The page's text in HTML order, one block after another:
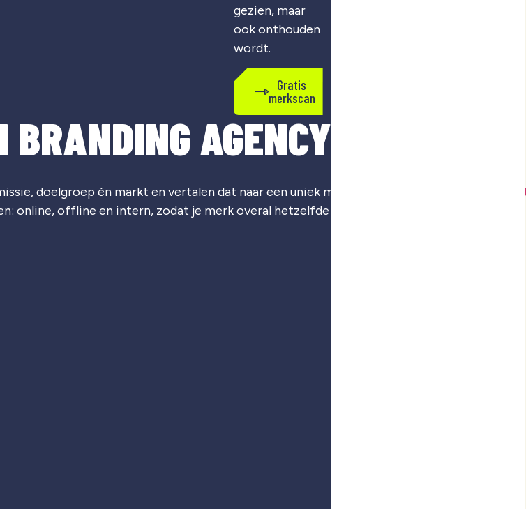
AGENCY?
doelgroep én markt en vertalen dat naar een uniek merk: je
visuele
online, offline en intern, zodat je merk overal hetzelfde voelt.
gezien, maar
ook onthouden
wordt.
Gratis
merkscan